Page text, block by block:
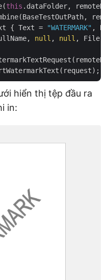
this
{ Text = "WATERMARK" ,
null , null ,
hiển thị tệp đầu ra
in: